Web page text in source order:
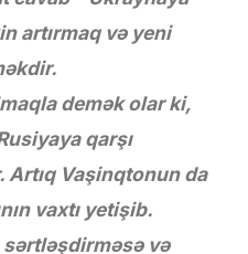
artırmaq və yeni
demək olar ki,
qarşı
Vaşinqtonun da
vaxtı yetişib.
sərtləşdirməsə və